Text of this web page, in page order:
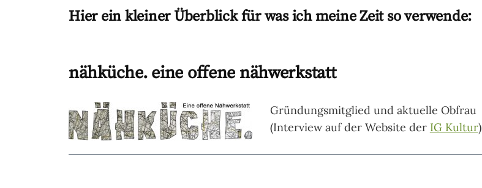
Hier ein kleiner Überblick für was ich meine Zeit so verwende:
nähküche. eine offene nähwerkstatt
Gründungsmitglied und aktuelle Obfrau
(Interview auf der Website der IG Kultur)